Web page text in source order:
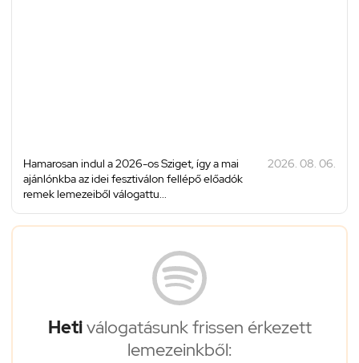
Hamarosan indul a 2026-os Sziget, így a mai
ajánlónkba az idei fesztiválon fellépő előadók
remek lemezeiből válogattu...
2026. 08. 06.
Hetiválogatásunk frissen érkezett
lemezeinkből: